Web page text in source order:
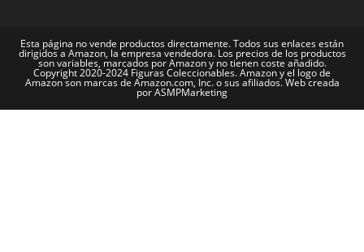
Esta página no vende productos directamente. Todos sus enlaces están
dirigidos a Amazon, la empresa vendedora. Los precios de los productos
son variables, marcados por Amazon y no tienen coste añadido.
Copyright 2020-2024 Figuras Coleccionables. Amazon y el logo de
Amazon son marcas de Amazon.com, Inc. o sus afiliados. Web creada
por ASMPMarketing